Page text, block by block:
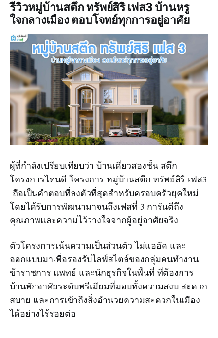
รีวิวหมู่บ้านสตึก ทรัพย์สิริ เฟส3 บ้านหรู
ใจกลางเมือง ตอบโจทย์ทุกการอยู่อาศัย
ผู้ที่กำลังเปรียบเทียบว่า บ้านเดี่ยวสองชั้น สตึก
โครงการไหนดี โครงการ หมู่บ้านสตึก ทรัพย์สิริ เฟส3
ถือเป็นคำตอบที่ลงตัวที่สุดสำหรับครอบครัวยุคใหม่
โดยได้รับการพัฒนามาจนถึงเฟสที่ 3 การันตีถึง
คุณภาพและความไว้วางใจจากผู้อยู่อาศัยจริง
ตัวโครงการเน้นความเป็นส่วนตัว ไม่แออัด และ
ออกแบบมาเพื่อรองรับไลฟ์สไตล์ของกลุ่มคนทำงาน
ข้าราชการ แพทย์ และนักธุรกิจในพื้นที่ ที่ต้องการ
บ้านพักอาศัยระดับพรีเมียมที่มอบทั้งความสงบ สะดวก
สบาย และการเข้าถึงสิ่งอำนวยความสะดวกในเมือง
ได้อย่างไร้รอยต่อ